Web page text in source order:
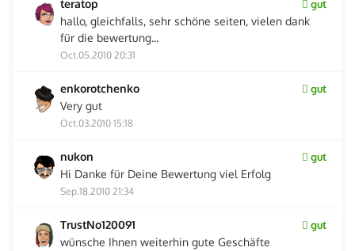
teratop gut
hallo, gleichfalls, sehr schöne seiten, vielen dank
für die bewertung...
Oct.05.2010 20:31
enkorotchenko gut
Very gut
Oct.03.2010 15:18
nukon gut
Hi Danke für Deine Bewertung viel Erfolg
Sep.18.2010 21:34
TrustNo120091 gut
wünsche Ihnen weiterhin gute Geschäfte